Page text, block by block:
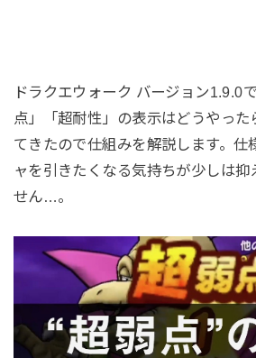
ドラクエウォーク バージョン1.9.0
点」「超耐性」の表示はどうやった
てきたので仕組みを解説します。仕
ャを引きたくなる気持ちが少しは抑
せん…。